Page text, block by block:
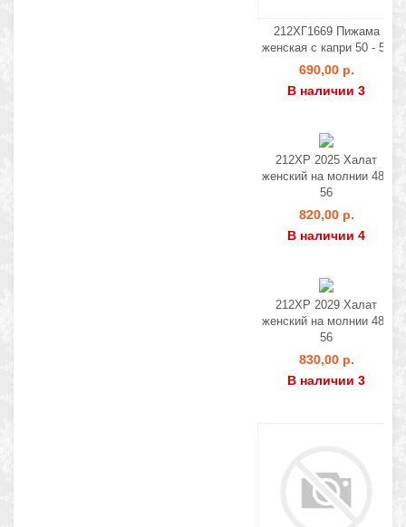
212ХГ1669 Пижама
женская с капри 50 - 56
690,00 р.
В наличии 3
212ХР 2025 Халат
женский на молнии 48 -
56
820,00 р.
В наличии 4
212ХР 2029 Халат
женский на молнии 48 -
56
830,00 р.
В наличии 3